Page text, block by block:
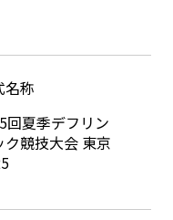
名称
回夏季デフリン
ク競技大会 東京